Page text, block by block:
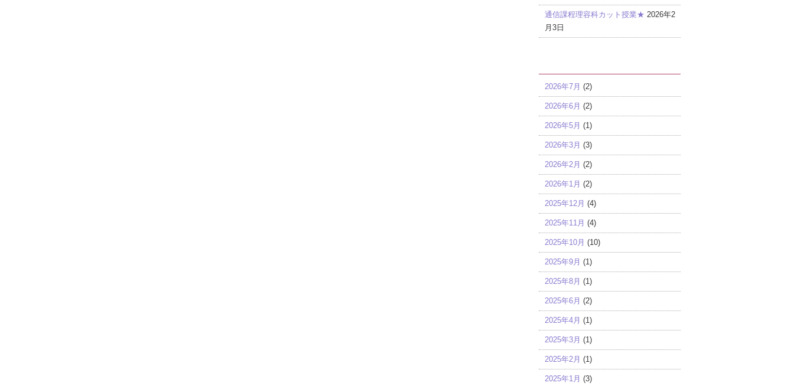
通信課程理容科カット授業★ 2026年2
月3日
2026年7月 (2)
2026年6月 (2)
2026年5月 (1)
2026年3月 (3)
2026年2月 (2)
2026年1月 (2)
2025年12月 (4)
2025年11月 (4)
2025年10月 (10)
2025年9月 (1)
2025年8月 (1)
2025年6月 (2)
2025年4月 (1)
2025年3月 (1)
2025年2月 (1)
2025年1月 (3)